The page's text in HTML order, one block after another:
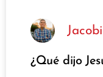
¿Qué dijo